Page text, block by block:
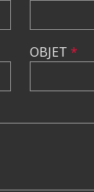
OBJET *